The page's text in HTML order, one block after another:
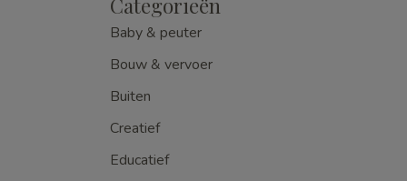
Categorieën
Baby & peuter
Bouw & vervoer
Buiten
Creatief
Educatief